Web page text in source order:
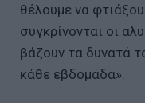
θέλουμε να
συγκρίνονται οι
βάζουν τα δυνατά
κάθε εβδομάδα».